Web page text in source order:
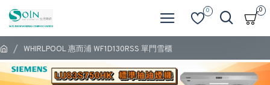
0 0
WHIRLPOOL 惠而浦 WF1D130RSS 單門雪櫃